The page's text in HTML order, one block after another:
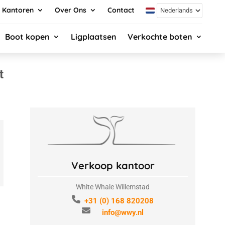
Kantoren Over Ons Contact
Boot kopen Ligplaatsen Verkochte boten
Verkoop kantoor
White Whale Willemstad
+31 (0) 168 820208
info@wwy.nl